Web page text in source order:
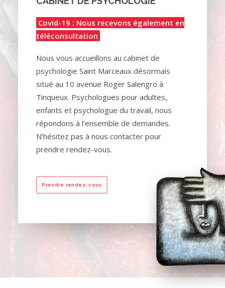
Covid-19 : Nous recevons également en
téléconsultation
Nous vous accueillons au cabinet de
psychologie Saint Marceaux désormais
situé au 10 avenue Roger Salengro à
Tinqueux. Psychologues pour adultes,
enfants et psychologue du travail, nous
répondons à l’ensemble de demandes.
N’hésitez pas à nous contacter pour
prendre rendez-vous.
Prendre rendez-vous